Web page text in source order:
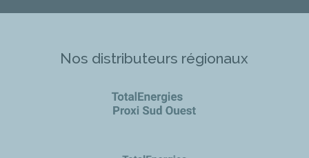
Nos distributeurs régionaux